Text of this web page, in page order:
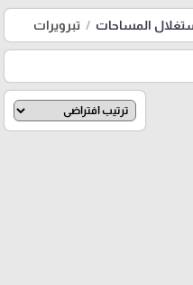
المساحات تبرويرات